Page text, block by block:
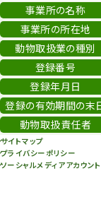
その他
その他イベント
スカイタワー
年末年始のイベント
秋まつり
事業所の名称
事業所の所在地
動物取扱業の種別
登録番号
登録年月日
登録の有効期間の末
動物取扱責任者
サイトマップ
プライバシーポリシー
ソーシャルメディアアカウン